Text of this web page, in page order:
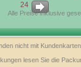
24
Alle Preise inklusive
nicht mit
lesen Sie die